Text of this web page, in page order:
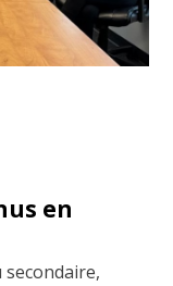
en
secondaire,